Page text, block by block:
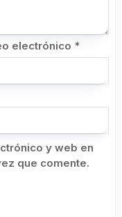
electrónico *
y web en
que comente.